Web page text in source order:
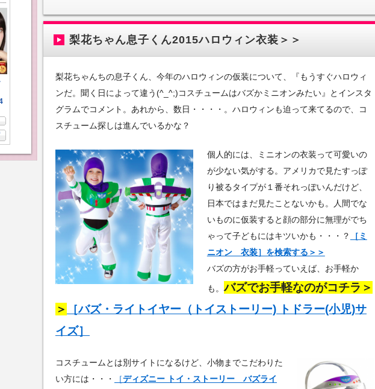
梨花ちゃん息子くん2015ハロウィン衣装＞＞
梨花ちゃんちの息子くん、今年のハロウィンの仮装について、『もうすぐハロウィ
ンだ。聞く日によって違う(^_^;)コスチュームはバズかミニオンみたい』とインスタ
グラムでコメント。あれから、数日・・・・。ハロウィンも迫って来てるので、コ
スチューム探しは進んでいるかな？
個人的には、ミニオンの衣装って可愛いの
が少ない気がする。アメリカで見たすっぽ
り被るタイプが１番それっぽいんだけど、
日本ではまだ見たことないかも。人間でな
いものに仮装すると顔の部分に無理がでち
ゃって子どもにはキツいかも・・・？
［ミ
ニオン 衣装］を検索する＞＞
バズの方がお手軽っていえば、お手軽か
も。バズでお手軽なのがコチラ＞
＞
［バズ・ライトイヤー（トイストーリー) トドラー(小児)サ
イズ］
コスチュームとは別サイトになるけど、小物までこだわりた
い方には・・・
［ディズニー トイ・ストーリー バズライ